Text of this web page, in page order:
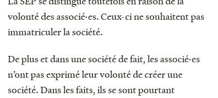
volonté des associé·es. Ceux-ci ne souhaitent pas
immatriculer la société.
De plus et dans une société de fait, les associé·es
n’ont pas exprimé leur volonté de créer une
société. Dans les faits, ils se sont pourtant